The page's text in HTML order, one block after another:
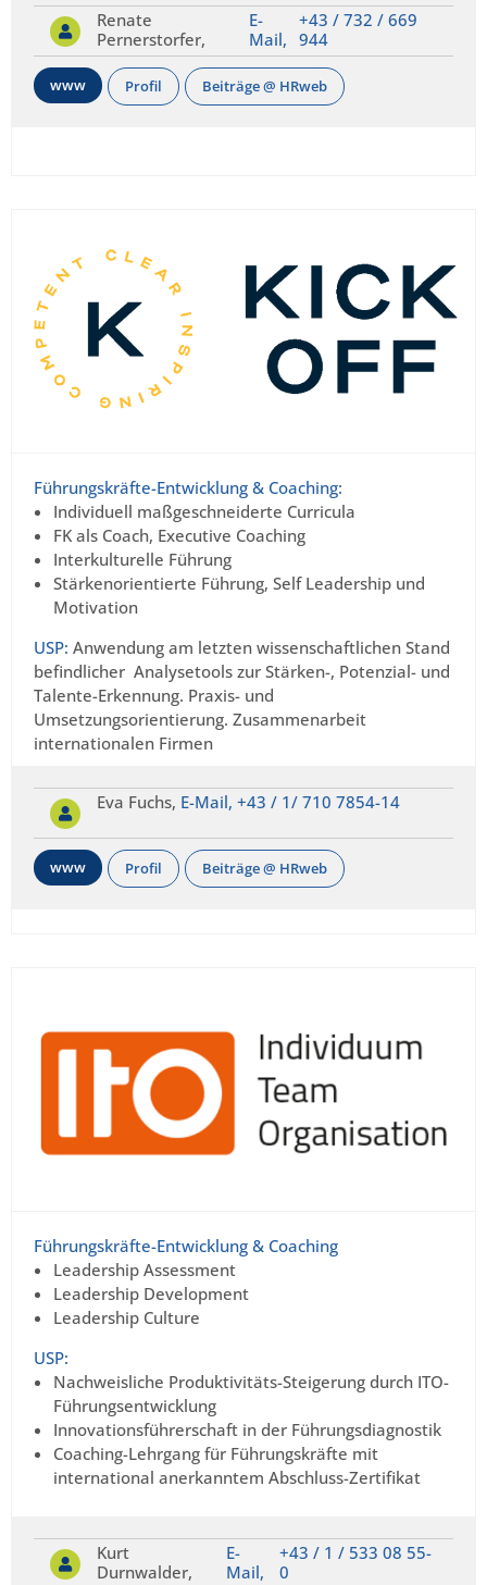
Renate
Pernerstorfer,
E-
Mail,
+43 / 732 / 669
944
www Profil Beiträge @ HRweb
Führungskräfte-Entwicklung & Coaching:
Individuell maßgeschneiderte Curricula
FK als Coach, Executive Coaching
Interkulturelle Führung
Stärkenorientierte Führung, Self Leadership und
Motivation
USP: Anwendung am letzten wissenschaftlichen Stand
befindlicher Analysetools zur Stärken-, Potenzial- und
Talente-Erkennung. Praxis- und
Umsetzungsorientierung. Zusammenarbeit
internationalen Firmen
Eva Fuchs, E-Mail, +43 / 1/ 710 7854-14
www Profil Beiträge @ HRweb
Führungskräfte-Entwicklung & Coaching
Leadership Assessment
Leadership Development
Leadership Culture
USP:
Nachweisliche Produktivitäts-Steigerung durch ITO-
Führungsentwicklung
Innovationsführerschaft in der Führungsdiagnostik
Coaching-Lehrgang für Führungskräfte mit
international anerkanntem Abschluss-Zertifikat
Kurt
Durnwalder,
E-
Mail,
+43 / 1 / 533 08 55-
0